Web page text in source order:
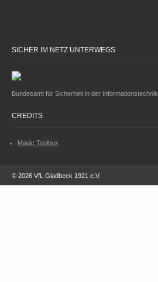
SICHER IM NETZ UNTERWEGS
Bundesamt für Sicherheit in der Informationstechnik
CREDITS
Magic Toolbox
© 2026 VfL Gladbeck 1921 e.V.